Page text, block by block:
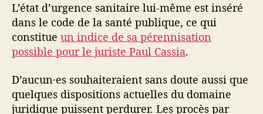
L’état d’urgence sanitaire lui-même est inséré
dans le code de la santé publique, ce qui
constitue un indice de sa pérennisation
possible pour le juriste Paul Cassia.
D’aucun·es souhaiteraient sans doute aussi que
quelques dispositions actuelles du domaine
juridique puissent perdurer. Les procès par